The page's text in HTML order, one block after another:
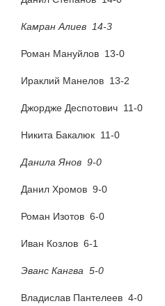
Камран Алиев 14-3
Роман Мануйлов 13-0
Ираклий Манелов 13-2
Джордже Деспотович 11-0
Никита Бакалюк 11-0
Данила Янов 9-0
Данил Хромов 9-0
Роман Изотов 6-0
Иван Козлов 6-1
Эванс Кангва 5-0
Владислав Пантелеев 4-0